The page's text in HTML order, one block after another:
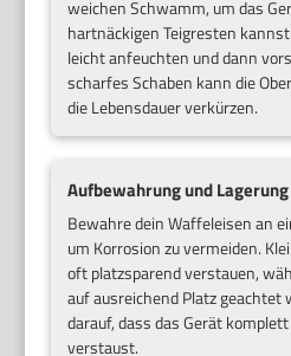
weichen Schwamm, um das
hartnäckigen Teigresten
leicht anfeuchten und dann
scharfes Schaben kann die
die Lebensdauer verkürzen.
Aufbewahrung und Lagerung
Bewahre dein Waffeleisen an
um Korrosion zu vermeiden.
oft platzsparend verstauen,
auf ausreichend Platz geachtet
darauf, dass das Gerät
verstaust.